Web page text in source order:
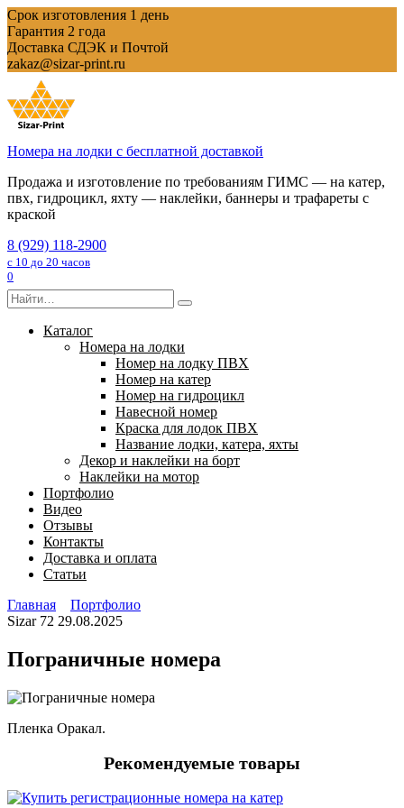
Перейти
к
содержанию
Срок изготовления 1 день
Гарантия 2 года
Доставка СДЭК и Почтой
zakaz@sizar-print.ru
Номера на лодки с бесплатной доставкой
Продажа и изготовление по требованиям ГИМС — на катер,
пвх, гидроцикл, яхту — наклейки, баннеры и трафареты с
краской
8 (929) 118-2900
с 10 до 20 часов
0
Search
for:
Каталог
Номера на лодки
Номер на лодку ПВХ
Номер на катер
Номер на гидроцикл
Навесной номер
Краска для лодок ПВХ
Название лодки, катера, яхты
Декор и наклейки на борт
Наклейки на мотор
Портфолио
Видео
Отзывы
Контакты
Доставка и оплата
Статьи
Главная
Портфолио
Sizar 72 29.08.2025
Пограничные номера
Пленка Оракал.
Рекомендуемые товары